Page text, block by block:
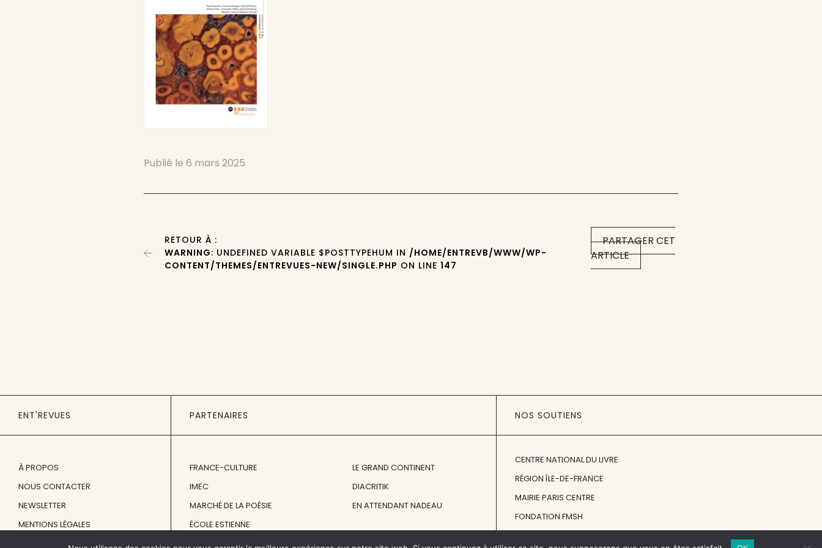
Publié le6 mars 2025
PARTAGER CET
ARTICLE
RETOUR À :
WARNING: UNDEFINED VARIABLE $POSTTYPEHUM IN /HOME/ENTREVB/WWW/WP-
CONTENT/THEMES/ENTREVUES-NEW/SINGLE.PHP ON LINE147
ENT'REVUES
À PROPOS
NOUS CONTACTER
NEWSLETTER
MENTIONS LÉGALES
PARTENAIRES
FRANCE-CULTURE
IMEC
MARCHÉ DE LA POÉSIE
ÉCOLE ESTIENNE
LE GRAND CONTINENT
DIACRITIK
EN ATTENDANT NADEAU
NOS SOUTIENS
CENTRE NATIONAL DU LIVRE
RÉGION ÎLE-DE-FRANCE
MAIRIE PARIS CENTRE
FONDATION FMSH